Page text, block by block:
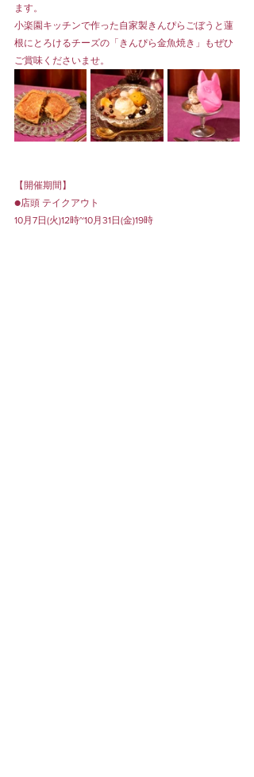
ます。
小楽園キッチンで作った自家製きんぴらごぼうと蓮
根にとろけるチーズの「きんぴら金魚焼き」もぜひ
ご賞味くださいませ。
【開催期間】
●店頭 テイクアウト
10月7日(火)12時~10月31日(金)19時